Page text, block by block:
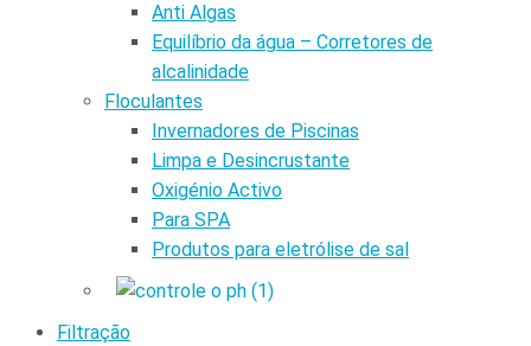
Anti Algas
Equilíbrio da água – Corretores de
alcalinidade
Floculantes
Invernadores de Piscinas
Limpa e Desincrustante
Oxigénio Activo
Para SPA
Produtos para eletrólise de sal
Filtração